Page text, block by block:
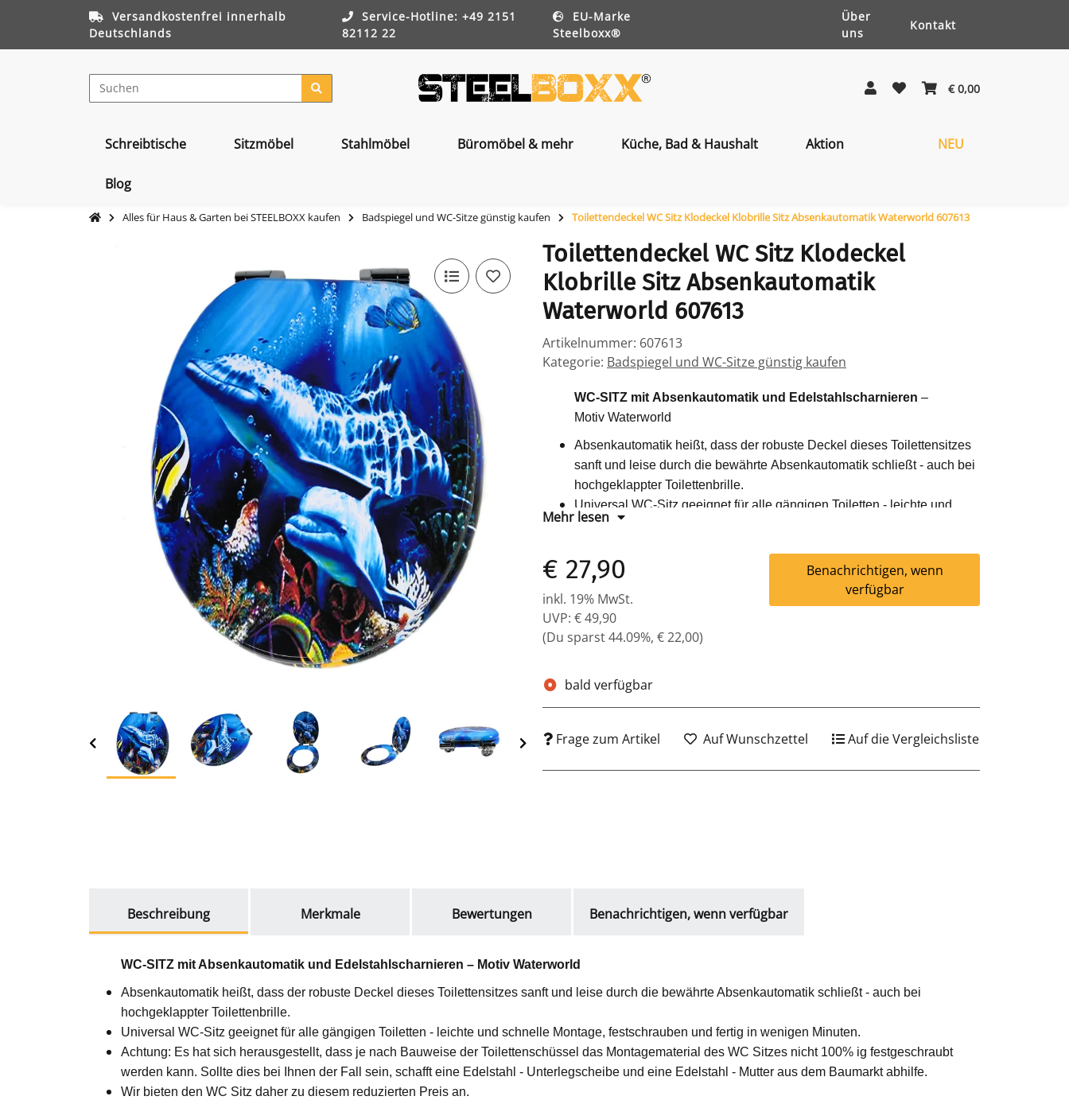
Versandkostenfrei innerhalb
Deutschlands
Service-Hotline: +49 2151
82112 22
EU-Marke
Steelboxx®
Über
uns
Kontakt
€ 0,00
Schreibtische Sitzmöbel Stahlmöbel Büromöbel & mehr Küche, Bad & Haushalt Aktion NEU
Blog
Alles für Haus & Garten bei STEELBOXX kaufen Badspiegel und WC-Sitze günstig kaufen Toilettendeckel WC Sitz Klodeckel Klobrille Sitz Absenkautomatik Waterworld 607613
Toilettendeckel WC Sitz Klodeckel
Klobrille Sitz Absenkautomatik
Waterworld 607613
Artikelnummer: 607613
Kategorie: Badspiegel und WC-Sitze günstig kaufen
WC-SITZ mit Absenkautomatik und Edelstahlscharnieren –
Motiv Waterworld
Absenkautomatik heißt, dass der robuste Deckel dieses Toilettensitzes
sanft und leise durch die bewährte Absenkautomatik schließt - auch bei
hochgeklappter Toilettenbrille.
Universal WC-Sitz geeignet für alle gängigen Toiletten - leichte und
schnelle Montage, festschrauben und fertig in wenigen Minuten.
Material: MDF / solide Edelstahlscharniere - inkl. Montagematerial
Mehr lesen
€ 27,90
inkl. 19% MwSt.
UVP: € 49,90
(Du sparst44.09%, € 22,00)
bald verfügbar
Benachrichtigen, wenn
verfügbar
Frage zum Artikel Auf Wunschzettel Auf die Vergleichsliste
Beschreibung
Merkmale Bewertungen Benachrichtigen, wenn verfügbar
WC-SITZ mit Absenkautomatik und Edelstahlscharnieren – Motiv Waterworld
Absenkautomatik heißt, dass der robuste Deckel dieses Toilettensitzes sanft und leise durch die bewährte Absenkautomatik schließt - auch bei
hochgeklappter Toilettenbrille.
Universal WC-Sitz geeignet für alle gängigen Toiletten - leichte und schnelle Montage, festschrauben und fertig in wenigen Minuten.
Achtung: Es hat sich herausgestellt, dass je nach Bauweise der Toilettenschüssel das Montagematerial des WC Sitzes nicht 100% ig festgeschraubt
werden kann. Sollte dies bei Ihnen der Fall sein, schafft eine Edelstahl - Unterlegscheibe und eine Edelstahl - Mutter aus dem Baumarkt abhilfe.
Wir bieten den WC Sitz daher zu diesem reduzierten Preis an.